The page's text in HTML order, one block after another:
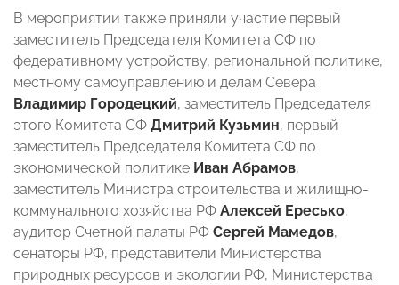
В мероприятии также приняли участие первый
заместитель Председателя Комитета СФ по
федеративному устройству, региональной политике,
местному самоуправлению и делам Севера
Владимир Городецкий, заместитель Председателя
этого Комитета СФ Дмитрий Кузьмин, первый
заместитель Председателя Комитета СФ по
экономической политике Иван Абрамов,
заместитель Министра строительства и жилищно-
коммунального хозяйства РФ Алексей Ересько,
аудитор Счетной палаты РФ Сергей Мамедов,
сенаторы РФ, представители Министерства
природных ресурсов и экологии РФ, Министерства